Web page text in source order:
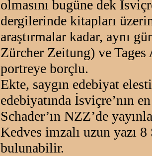
olmasını bugüne dek
dergilerinde kitapları
araştırmalar kadar, aynı
Zürcher Zeitung) ve Tages
portreye borçlu.
Ekte, saygın edebiyat
edebiyatında İsviçre’nın
Schader’ın NZZ’de
Kedves imzalı uzun yazı
bulunabilir.